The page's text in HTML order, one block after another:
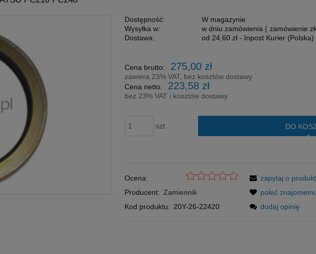
Dostępność:
W magazynie
Wysyłka w:
w dniu zamówienia ( zamówienie
Dostawa:
od 24,60 zł - Inpost Kurier (Polska)
płatności
Cena brutto: 275,00 zł
zawiera 23% VAT, bez kosztów dostawy
Cena netto:
223,58 zł
bez 23% VAT i kosztów dostawy
szt.
DO
Ocena:
Producent: Zamiennik
Kod produktu: 20Y-26-22420
zapytaj o produkt
poleć
dodaj opinię